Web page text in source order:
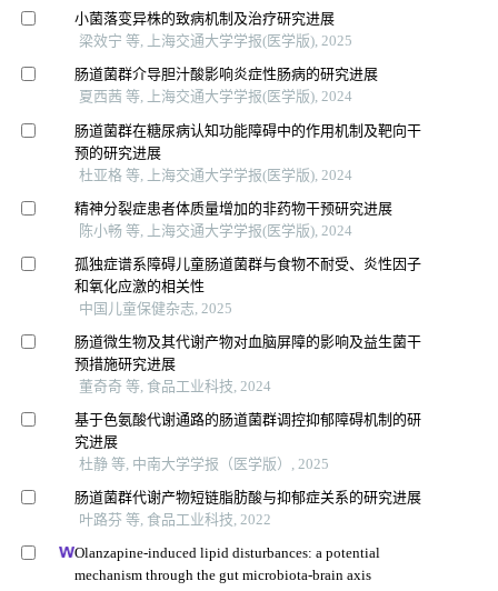
小菌落变异株的致病机制及治疗研究进展
梁效宁 等, 上海交通大学学报(医学版), 2025
肠道菌群介导胆汁酸影响炎症性肠病的研究进展
夏西茜 等, 上海交通大学学报(医学版), 2024
肠道菌群在糖尿病认知功能障碍中的作用机制及靶向干
预的研究进展
杜亚格 等, 上海交通大学学报(医学版), 2024
精神分裂症患者体质量增加的非药物干预研究进展
陈小畅 等, 上海交通大学学报(医学版), 2024
孤独症谱系障碍儿童肠道菌群与食物不耐受、炎性因子
和氧化应激的相关性
中国儿童保健杂志, 2025
肠道微生物及其代谢产物对血脑屏障的影响及益生菌干
预措施研究进展
董奇奇 等, 食品工业科技, 2024
基于色氨酸代谢通路的肠道菌群调控抑郁障碍机制的研
究进展
杜静 等, 中南大学学报（医学版）, 2025
肠道菌群代谢产物短链脂肪酸与抑郁症关系的研究进展
叶路芬 等, 食品工业科技, 2022
Olanzapine-induced lipid disturbances: a potential
mechanism through the gut microbiota-brain axis